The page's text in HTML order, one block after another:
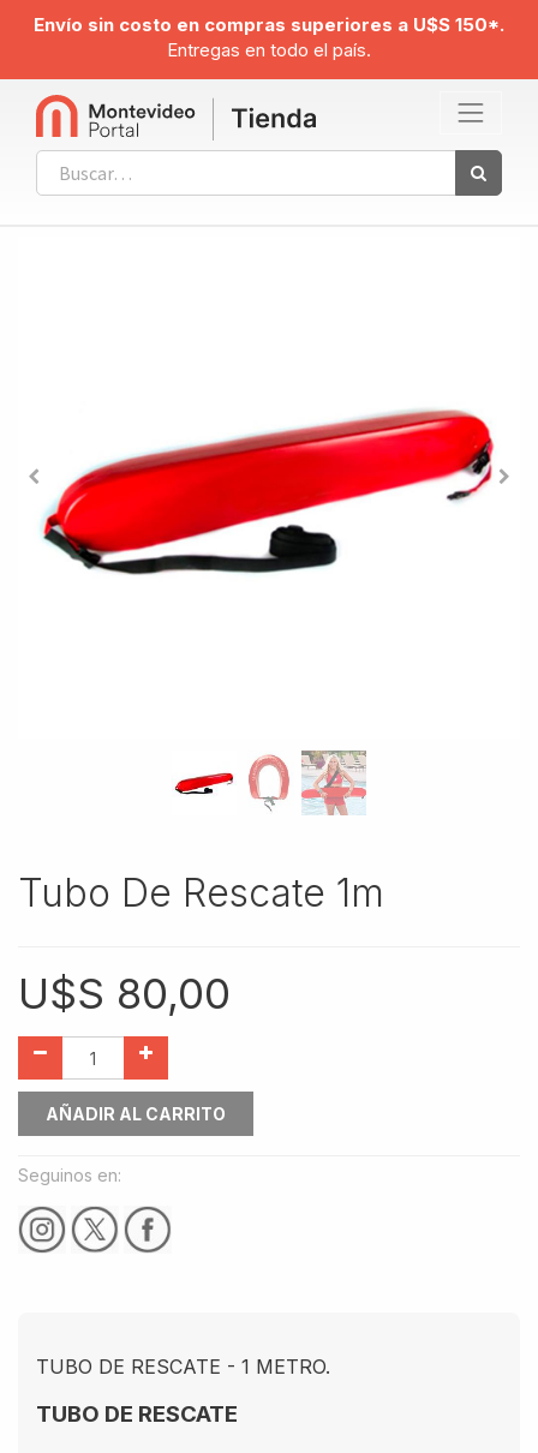
Envío sin costo en compras superiores a U$S 150*.
Entregas en todo el país.
Tubo De Rescate 1m
U$S 80,00
AÑADIR AL CARRITO
Seguinos en:
TUBO DE RESCATE - 1 METRO.
TUBO DE RESCATE